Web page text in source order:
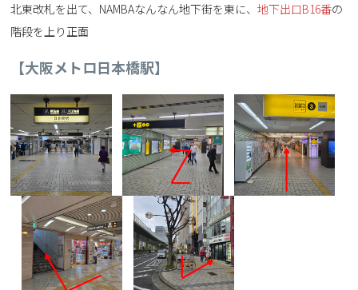
北東改札を出て、NAMBAなんなん地下街を東に、地下出口B16番の
階段を上り正面
【大阪メトロ日本橋駅】